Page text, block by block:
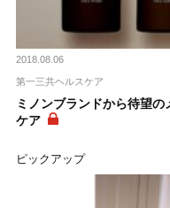
2018.08.06
第一三共ヘルスケア
ミノンブランドから待望
ケア
ピックアップ